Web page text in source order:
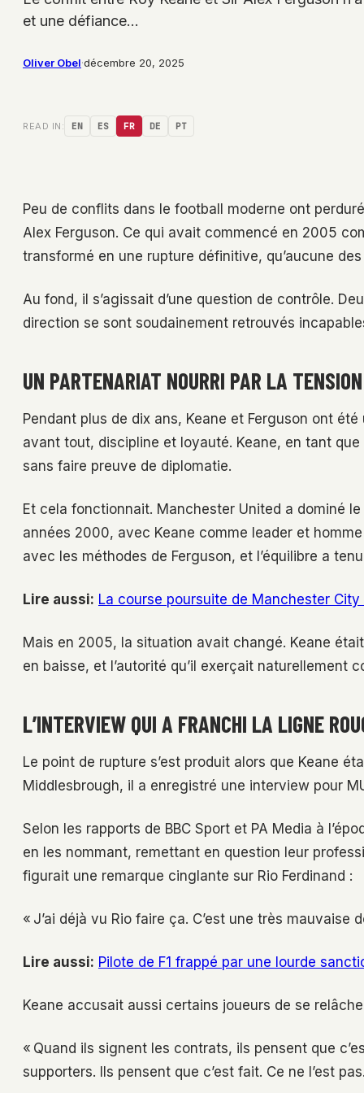
et une défiance…
Oliver Obel·décembre 20, 2025
READ IN: EN ES FR DE PT
Peu de conflits dans le football moderne ont
Alex Ferguson. Ce qui avait commencé en 2005
transformé en une rupture définitive, qu’aucune
Au fond, il s’agissait d’une question de contrôle.
direction se sont soudainement retrouvés
UN PARTENARIAT NOURRI PAR LA TENSION
Pendant plus de dix ans, Keane et Ferguson ont
avant tout, discipline et loyauté. Keane, en tant
sans faire preuve de diplomatie.
Et cela fonctionnait. Manchester United a dominé
années 2000, avec Keane comme leader et
avec les méthodes de Ferguson, et l’équilibre a
Lire aussi: La course poursuite de Manchester
Mais en 2005, la situation avait changé. Keane
en baisse, et l’autorité qu’il exerçait naturellement
L’INTERVIEW QUI A FRANCHI LA LIGNE
Le point de rupture s’est produit alors que Keane
Middlesbrough, il a enregistré une interview pour
Selon les rapports de BBC Sport et PA Media à
en les nommant, remettant en question leur
figurait une remarque cinglante sur Rio Ferdinand :
« J’ai déjà vu Rio faire ça. C’est une très mauvaise
Lire aussi: Pilote de F1 frappé par une lourde
Keane accusait aussi certains joueurs de se
« Quand ils signent les contrats, ils pensent que
supporters. Ils pensent que c’est fait. Ce ne l’est